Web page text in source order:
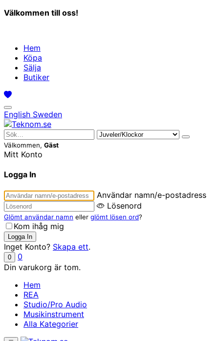
Välkommen till oss!
Hem
Köpa
Sälja
Butiker
English Sweden
Välkommen, Gäst
Mitt Konto
Logga In
Användar namn/e-postadress
Lösenord
Glömt användar namn eller glömt lösen ord?
Kom ihåg mig
Inget Konto? Skapa ett.
0
0
Din varukorg är tom.
Hem
REA
Studio/Pro Audio
Musikinstrument
Alla Kategorier